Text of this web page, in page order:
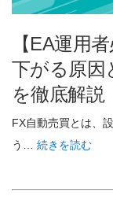
【EA運用
下がる原因
を徹底解説
FX自動売買とは、
う… 続きを読む